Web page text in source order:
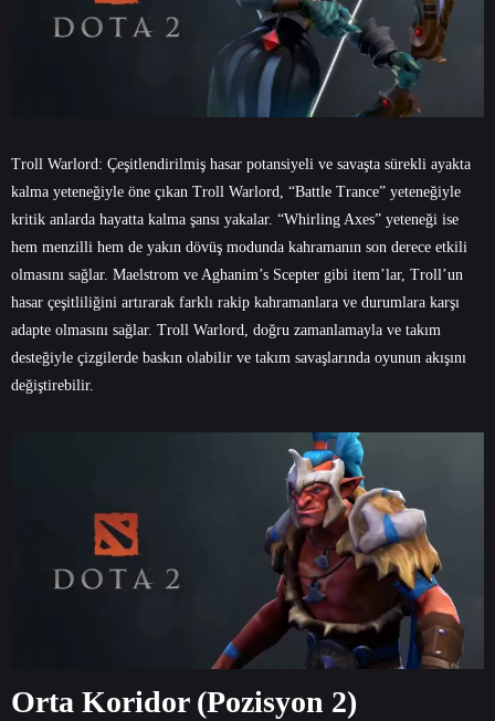
Troll Warlord: Çeşitlendirilmiş hasar potansiyeli ve savaşta sürekli ayakta
kalma yeteneğiyle öne çıkan Troll Warlord, “Battle Trance” yeteneğiyle
kritik anlarda hayatta kalma şansı yakalar. “Whirling Axes” yeteneği ise
hem menzilli hem de yakın dövüş modunda kahramanın son derece etkili
olmasını sağlar. Maelstrom ve Aghanim’s Scepter gibi item’lar, Troll’un
hasar çeşitliliğini artırarak farklı rakip kahramanlara ve durumlara karşı
adapte olmasını sağlar. Troll Warlord, doğru zamanlamayla ve takım
desteğiyle çizgilerde baskın olabilir ve takım savaşlarında oyunun akışını
değiştirebilir.
Orta Koridor (Pozisyon 2)